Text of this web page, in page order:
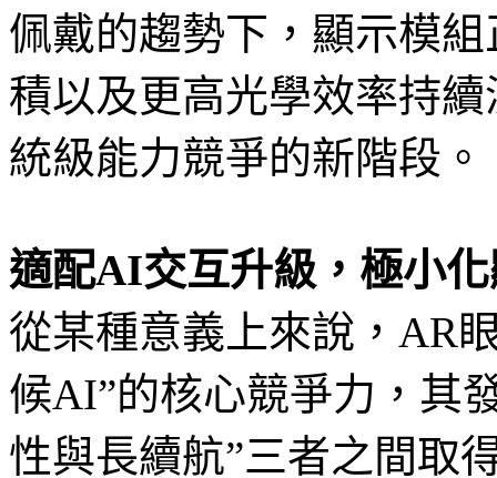
佩戴的趨勢下，顯示模
積以及更高光學效率持
統級能力競爭的新階段。
適配AI交互升級，極小
從某種意義上來說，AR
候AI”的核心競爭力，其
性與長續航”三者之間取